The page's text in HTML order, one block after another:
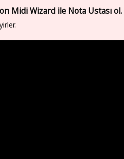
Midi Wizard ile Nota Ustası ol.